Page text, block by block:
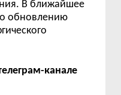
В ближайшее
обновлению
канале